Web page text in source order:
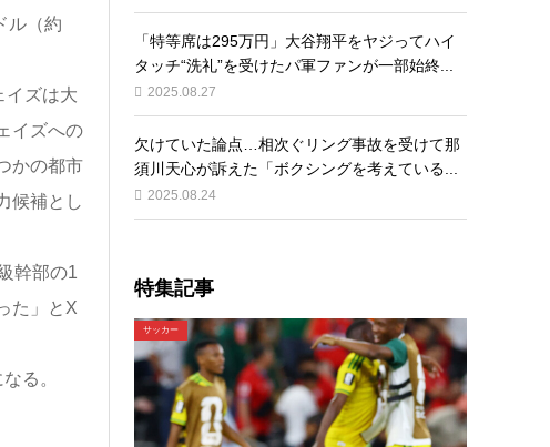
ル（約
イズは大
イズへの
かの都市
候補とし
幹部の1
た」とX
る。
「特等席は295万円」大谷翔平をヤジってハイ
タッチ“洗礼”を受けたパ軍ファンが一部始終...
2025.08.27
欠けていた論点…相次ぐリング事故を受けて那
須川天心が訴えた「ボクシングを考えている...
2025.08.24
特集記事
サッカー